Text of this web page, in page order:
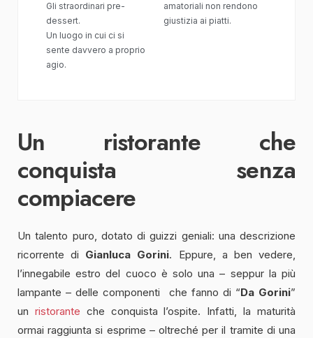
Gli straordinari pre-
dessert.
Un luogo in cui ci si
sente davvero a proprio
agio.
amatoriali non rendono
giustizia ai piatti.
Un ristorante che
conquista senza
compiacere
Un talento puro, dotato di guizzi geniali: una descrizione
ricorrente di Gianluca Gorini. Eppure, a ben vedere,
l’innegabile estro del cuoco è solo una – seppur la più
lampante – delle componenti che fanno di “Da Gorini”
un ristorante che conquista l’ospite. Infatti, la maturità
ormai raggiunta si esprime – oltreché per il tramite di una